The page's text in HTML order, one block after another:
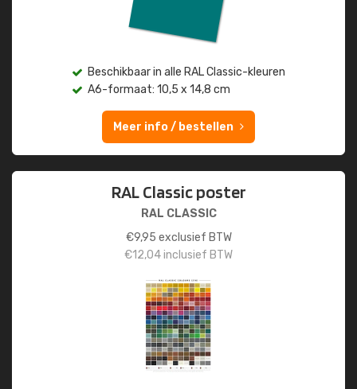
Beschikbaar in alle RAL Classic-kleuren
A6-formaat: 10,5 x 14,8 cm
Meer info / bestellen
RAL Classic poster
RAL CLASSIC
€9,95 exclusief BTW
€12,04inclusief BTW